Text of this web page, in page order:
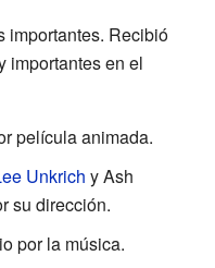
importantes. Recibió
importantes en el
película animada.
Unkrich y Ash
su dirección.
por la música.